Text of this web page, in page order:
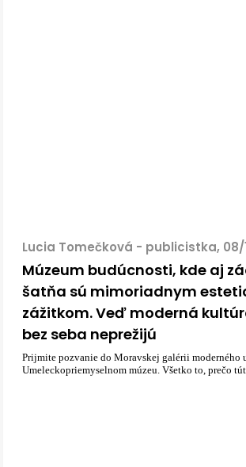
Lucia Tomečková - publicistka, 08/
Múzeum budúcnosti, kde aj
šatňa sú mimoriadnym
zážitkom. Veď moderná
bez seba neprežijú
Prijmite pozvanie do Moravskej galérii moderného
Umeleckopriemyselnom múzeu. Všetko to, prečo